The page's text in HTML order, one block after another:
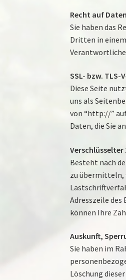
Recht auf
Sie haben das
Dritten in
SSL- bzw. TLS-
Diese Seite
uns als
von “http://”
Daten, die Sie
Verschlüsselter
Besteht nach
zu übermitteln,
Adresszeile
können Ihre
Auskunft,
Sie haben im
Löschung